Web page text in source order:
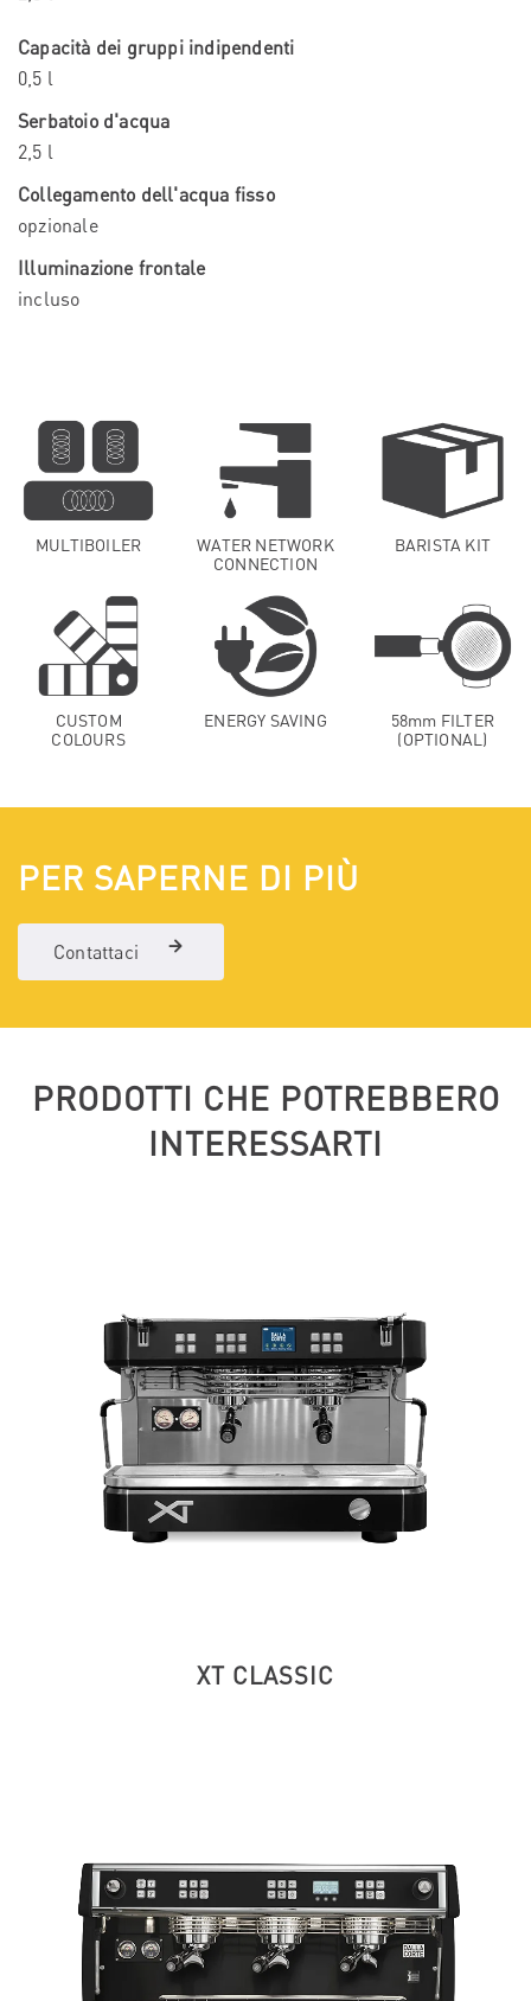
Capacità dei gruppi indipendenti
0,5 l
Serbatoio d'acqua
2,5 l
Collegamento dell'acqua fisso
opzionale
Illuminazione frontale
incluso
MULTIBOILER
WATER NETWORK
CONNECTION
BARISTA KIT
CUSTOM
COLOURS
ENERGY SAVING
58mm FILTER
(OPTIONAL)
PER SAPERNE DI PIÙ
Contattaci
PRODOTTI CHE POTREBBERO
INTERESSARTI
XT CLASSIC